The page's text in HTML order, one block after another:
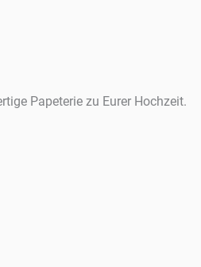
Papeterie zu Eurer Hochzeit.